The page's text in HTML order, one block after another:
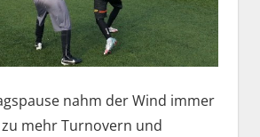
nahm der Wind immer
mehr Turnovern und